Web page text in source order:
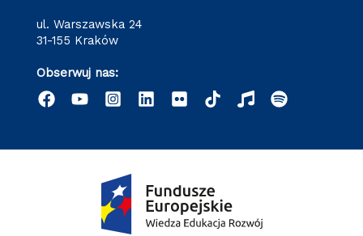
ul. Warszawska 24
31-155 Kraków
Obserwuj nas: